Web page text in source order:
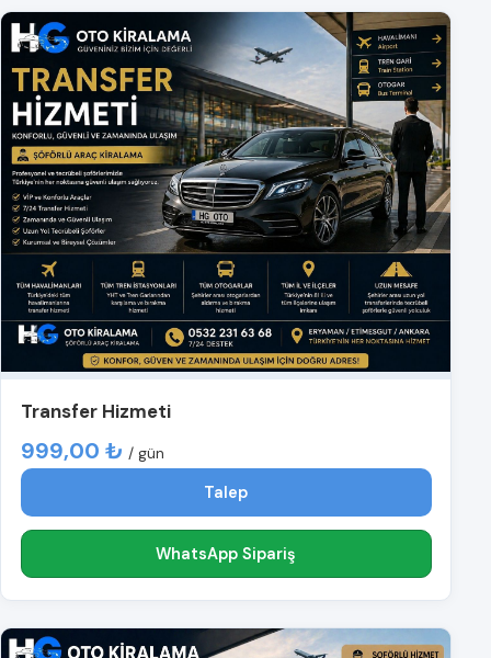
Transfer Hizmeti
999,00 ₺ / gün
Talep
WhatsApp Sipariş